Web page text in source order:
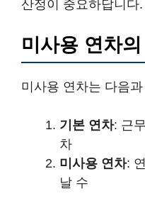
산정이 중요하답니다.
미사용 연차
미사용 연차는 다음
기본 연차: 근
차
미사용 연차:
날 수